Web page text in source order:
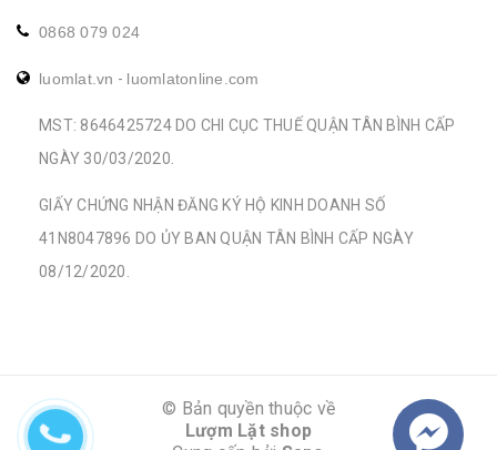
0868 079 024
luomlat.vn - luomlatonline.com
MST: 8646425724 DO CHI CỤC THUẾ QUẬN TÂN BÌNH CẤP
NGÀY 30/03/2020.
GIẤY CHỨNG NHẬN ĐĂNG KÝ HỘ KINH DOANH SỐ
41N8047896 DO ỦY BAN QUẬN TÂN BÌNH CẤP NGÀY
08/12/2020.
© Bản quyền thuộc về
Lượm Lặt shop